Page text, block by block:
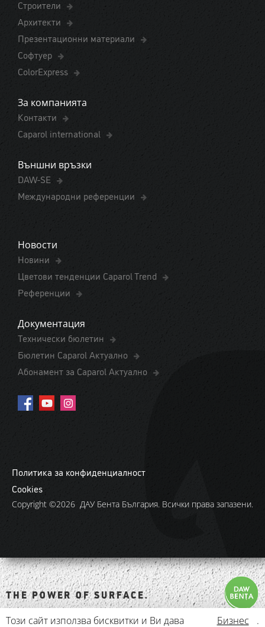
Строители
Архитекти
Презентационни материали
Софтуер
ColorExpress
За компанията
Контакти
Caparol international
Външни връзки
DAW-SE
Международни референции
Новости
Новини
Цветови тенденции Caparol Trend
Референции
Документация
Технически бюлетин
Бюлетин Caparol Актуално
Абонамент за Caparol Актуално
Политика за конфиденциалност
Cookies
Copyright ©2026 ДАУ Бента България. Всички права запазени.
THE POWER OF SURFACE.
Този сайт използва бисквитки и Ви дава Бизнес .